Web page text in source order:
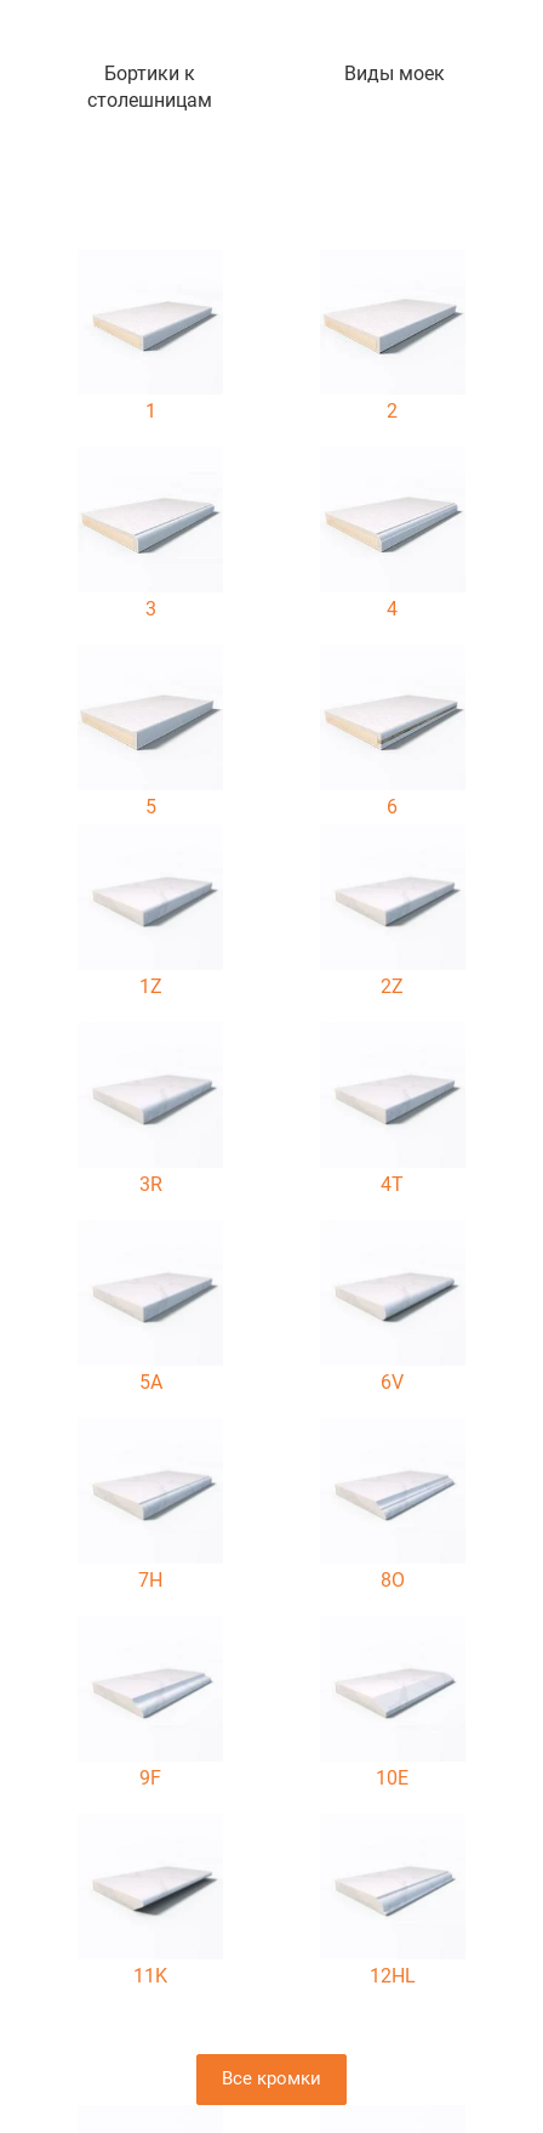
Бортики к
столешницам
Виды моек
1 2
3 4
5 6
1Z 2Z
3R 4T
5A 6V
7H 8O
9F 10E
11K 12HL
Все кромки